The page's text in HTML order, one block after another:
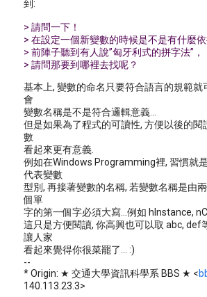
到:
> 請問一下！
> 在設定一個新變數的時候是不是有什麼
> 前陣子聽到有人說”匈牙利式的拼字法”，
> 請問那要到哪裡去找呢？
基本上, 變數的命名只要符合語言的規範就
會
變數名稱是不是符合邏輯意義...
但是如果為了程式的可讀性, 方便以後的閱
數
看起來更有意義.
例如在Windows Programming裡, 習慣就
代表變數
型別, 再接著變數的名稱, 若變數名稱是由
個單
字的第一個字必須大寫...例如 hInstance,
這只是方便閱讀, 你高興也可以取 abc, def
讓人家
看起來覺得你很菜罷了... :)
--
* Origin: ★ 交通大學資訊科學系 BBS ★ <
140.113.23.3>